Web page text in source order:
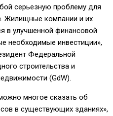
серьезную проблему для
Жилищные компании и их
в улучшенной финансовой
необходимые инвестиции»,
Федеральной
строительства и
(GdW).
многое сказать об
в существующих зданиях»,